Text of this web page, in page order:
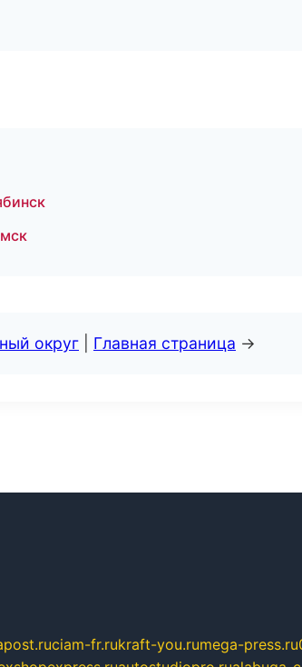
округ Главная страница →
ciam-fr.rukraft-you.rumega-press.ru